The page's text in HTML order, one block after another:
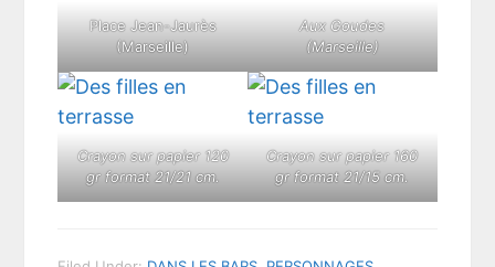
Place Jean-Jaurès
(Marseille)
Aux Goudes
(Marseille)
Crayon sur papier 120
gr format 21/21 cm.
Crayon sur papier 160
gr format 21/15 cm.